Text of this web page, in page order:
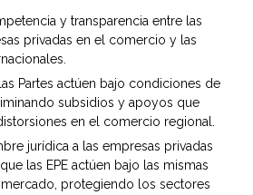
y transparencia entre las
privadas en el comercio y las
Partes actúen bajo condiciones de
subsidios y apoyos que
en el comercio regional.
jurídica a las empresas privadas
las EPE actúen bajo las mismas
protegiendo los sectores